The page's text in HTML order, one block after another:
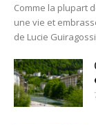
Comme la plupart
une vie et
de Lucie